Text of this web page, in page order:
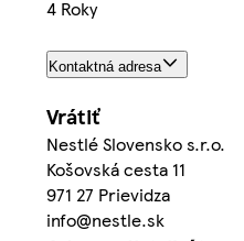
4 Roky
Kontaktná adresa
Vrátiť
Nestlé Slovensko s.r.o.
Košovská cesta 11
971 27 Prievidza
info@nestle.sk